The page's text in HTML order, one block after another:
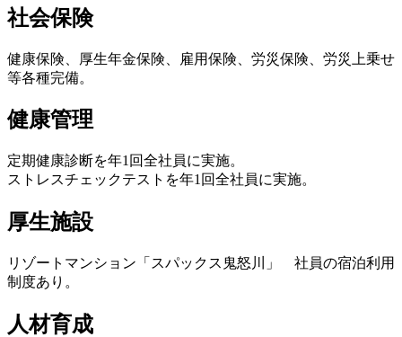
社会保険
健康保険、厚生年金保険、雇用保険、労災保険、労災上乗せ
等各種完備。
健康管理
定期健康診断を年1回全社員に実施。
ストレスチェックテストを年1回全社員に実施。
厚生施設
リゾートマンション「スパックス鬼怒川」 社員の宿泊利用
制度あり。
人材育成